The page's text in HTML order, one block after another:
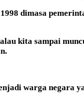
dimasa
kita sampai
warga negara